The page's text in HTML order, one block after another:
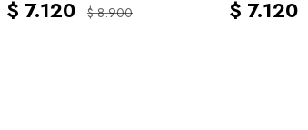
$ 7.120 $ 8.900 $ 7.120